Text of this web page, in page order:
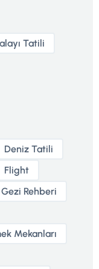
Tatili
Deniz Tatili
Flight
Gezi Rehberi
Mekanları